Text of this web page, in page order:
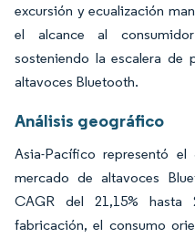
excursión y ecualización
el alcance al
sosteniendo la escalera de
altavoces Bluetooth.
Análisis geográfico
Asia-Pacífico representó
mercado de altavoces
CAGR del 21,15%
fabricación, el consumo